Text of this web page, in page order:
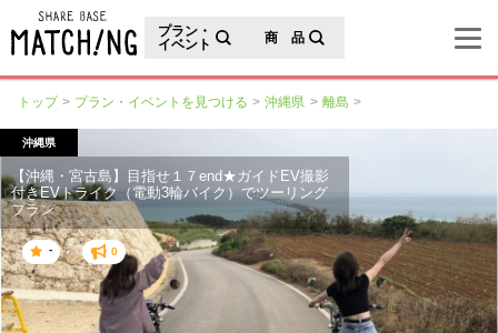
プラン・
イベント
商 品
トップ プラン・イベントを見つける 沖縄県 離島
沖縄県
【沖縄・宮古島】目指せ１７end★ガイドEV撮影
付きEVトライク（電動3輪バイク）でツーリング
プラン
- 0